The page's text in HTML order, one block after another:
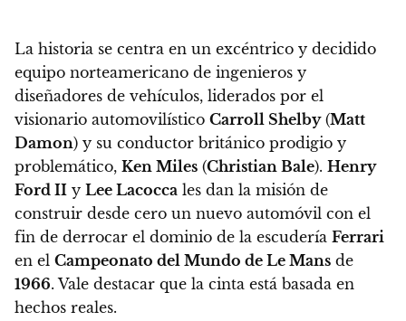
La historia se centra en un excéntrico y decidido
equipo norteamericano de ingenieros y
diseñadores de vehículos, liderados por el
visionario automovilístico Carroll Shelby(Matt
Damon) y su conductor británico prodigio y
problemático, Ken Miles (Christian Bale). Henry
Ford II y Lee Lacocca les dan la misión de
construir desde cero un nuevo automóvil con el
fin de derrocar el dominio de la escudería Ferrari
en el Campeonato del Mundo de Le Mans de
1966. Vale destacar que la cinta está basada en
hechos reales.